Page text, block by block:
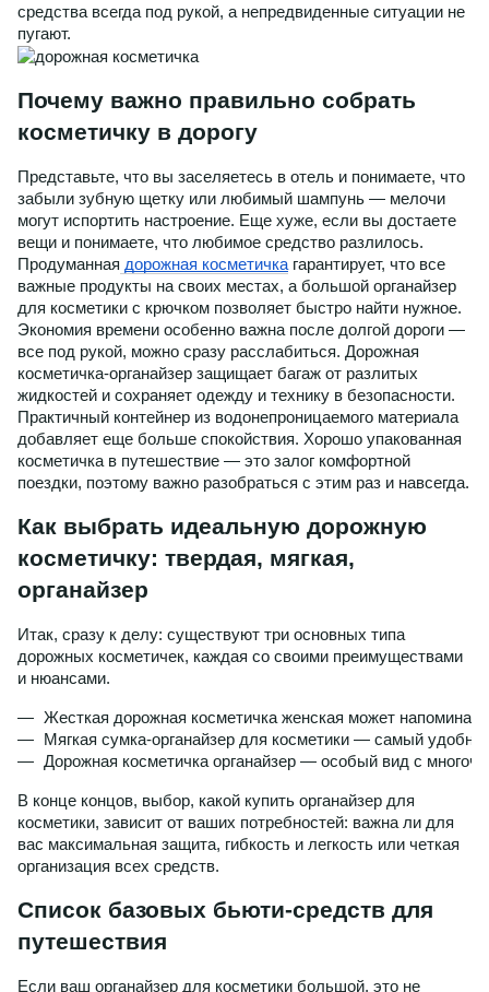
средства всегда под рукой, а непредвиденные ситуации не
пугают.
Почему важно правильно собрать
косметичку в дорогу
Представьте, что вы заселяетесь в отель и понимаете, что
забыли зубную щетку или любимый шампунь — мелочи
могут испортить настроение. Еще хуже, если вы достаете
вещи и понимаете, что любимое средство разлилось.
Продуманная дорожная косметичка гарантирует, что все
важные продукты на своих местах, а большой органайзер
для косметики с крючком позволяет быстро найти нужное.
Экономия времени особенно важна после долгой дороги —
все под рукой, можно сразу расслабиться. Дорожная
косметичка-органайзер защищает багаж от разлитых
жидкостей и сохраняет одежду и технику в безопасности.
Практичный контейнер из водонепроницаемого материала
добавляет еще больше спокойствия. Хорошо упакованная
косметичка в путешествие — это залог комфортной
поездки, поэтому важно разобраться с этим раз и навсегда.
Как выбрать идеальную дорожную
косметичку: твердая, мягкая,
органайзер
Итак, сразу к делу: существуют три основных типа
дорожных косметичек, каждая со своими преимуществами
и нюансами.
Жесткая дорожная косметичка женская может
Мягкая сумка-органайзер для косметики — самый
Дорожная косметичка органайзер — особый вид с
В конце концов, выбор, какой купить органайзер для
косметики, зависит от ваших потребностей: важна ли для
вас максимальная защита, гибкость и легкость или четкая
организация всех средств.
Список базовых бьюти-средств для
путешествия
Если ваш органайзер для косметики большой, это не